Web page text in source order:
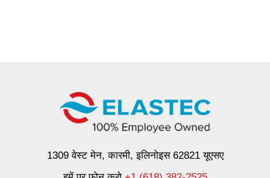
1309 वेस्ट मेन, कारमी, इलिनोइस 62821 यूएसए